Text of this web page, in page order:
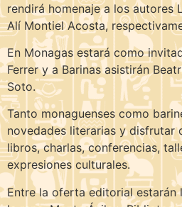
rendirá homenaje a los autores
Alí Montiel Acosta,
En Monagas estará como
Ferrer y a Barinas asistirán
Soto.
Tanto monaguenses como
novedades literarias y disfrutar
libros, charlas, conferencias,
expresiones culturales.
Entre la oferta editorial